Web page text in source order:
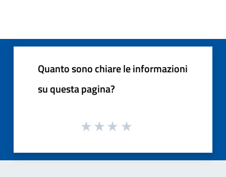
Quanto sono chiare le informazioni
su questa pagina?